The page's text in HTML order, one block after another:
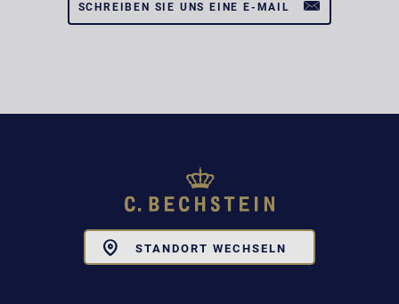
SCHREIBEN SIE UNS EINE E-MAIL
STANDORT WECHSELN